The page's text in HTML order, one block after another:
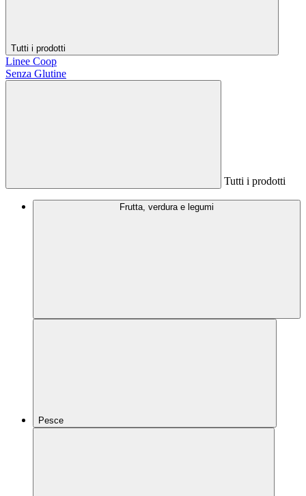
Tutti i prodotti
Linee Coop
Senza Glutine
Tutti i prodotti
Frutta, verdura e legumi
Pesce